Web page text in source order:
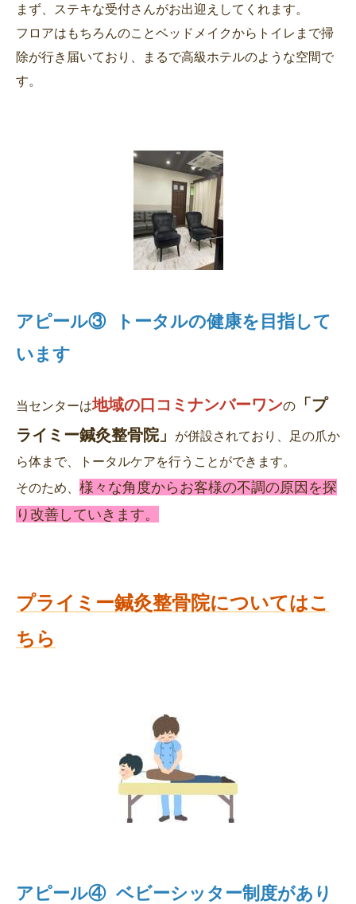
まず、ステキな受付さんがお出迎えしてくれます。
フロアはもちろんのことベッドメイクからトイレまで掃
除が行き届いており、まるで高級ホテルのような空間で
アピール③ トータルの健康を目指して
当センターは地域の口コミナンバーワンの
「プ
ライミー鍼灸整骨院」
が併設されており、足の爪か
ら体まで、トータルケアを行うことができます。
そのため、 様々な角度からお客様の不調の原因を探
り改善していきます。
プライミー鍼灸整骨院についてはこ
ちら
アピール④ ベビーシッター制度があり